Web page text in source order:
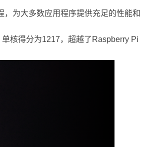
为大多数应用程序提供充足的性能和
核得分为1217，超越了Raspberry Pi